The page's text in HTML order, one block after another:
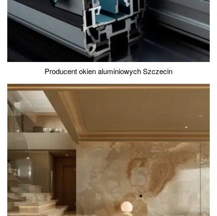
Producent okien aluminiowych Szczecin